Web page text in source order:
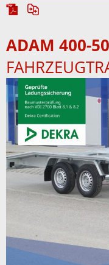
ADAM 400-